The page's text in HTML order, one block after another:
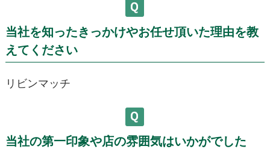
当社を知ったきっかけやお任せ頂いた理由を教
えてください
リビンマッチ
当社の第一印象や店の雰囲気はいかがでした